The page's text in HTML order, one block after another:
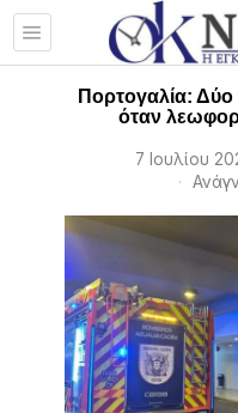
Πορτογαλία: Δύο
όταν
7 Ιουλίου